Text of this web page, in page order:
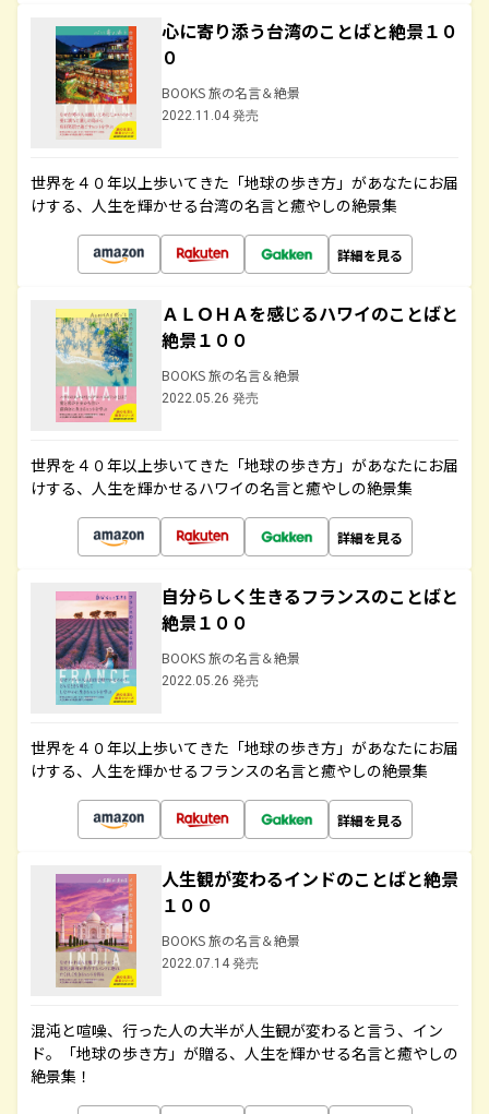
心に寄り添う台湾のことばと絶景１０
０
BOOKS 旅の名言＆絶景
2022.11.04 発売
世界を４０年以上歩いてきた「地球の歩き方」があなたにお届
けする、人生を輝かせる台湾の名言と癒やしの絶景集
詳細を見る
ＡＬＯＨＡを感じるハワイのことばと
絶景１００
BOOKS 旅の名言＆絶景
2022.05.26 発売
世界を４０年以上歩いてきた「地球の歩き方」があなたにお届
けする、人生を輝かせるハワイの名言と癒やしの絶景集
詳細を見る
自分らしく生きるフランスのことばと
絶景１００
BOOKS 旅の名言＆絶景
2022.05.26 発売
世界を４０年以上歩いてきた「地球の歩き方」があなたにお届
けする、人生を輝かせるフランスの名言と癒やしの絶景集
詳細を見る
人生観が変わるインドのことばと絶景
１００
BOOKS 旅の名言＆絶景
2022.07.14 発売
混沌と喧噪、行った人の大半が人生観が変わると言う、イン
ド。「地球の歩き方」が贈る、人生を輝かせる名言と癒やしの
絶景集！